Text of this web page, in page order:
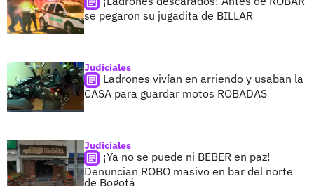
se pegaron su jugadita de BILLAR
Judiciales
Ladrones vivían en arriendo y usaban la
CASA para guardar motos ROBADAS
Judiciales
¡Ya no se puede ni BEBER en paz!
Denuncian ROBO masivo en bar del norte
de Bogotá